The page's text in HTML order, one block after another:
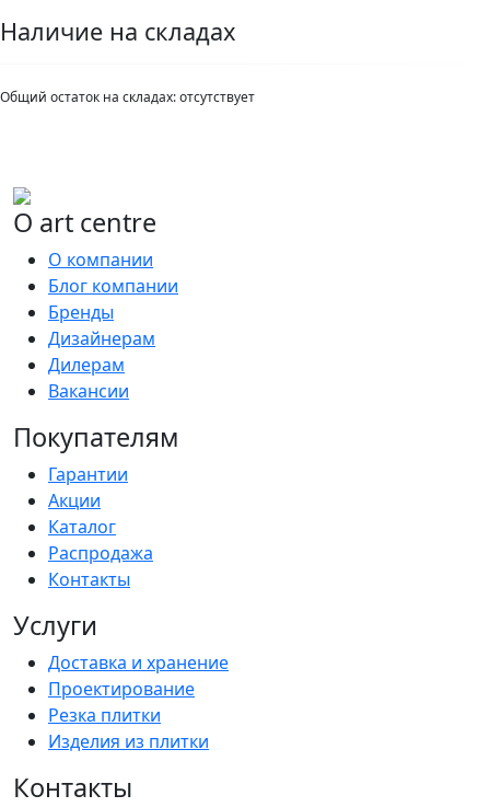
Наличие на складах
Общий остаток на складах:отсутствует
О art centre
О компании
Блог компании
Бренды
Дизайнерам
Дилерам
Вакансии
Покупателям
Гарантии
Акции
Каталог
Распродажа
Контакты
Услуги
Доставка и хранение
Проектирование
Резка плитки
Изделия из плитки
Контакты